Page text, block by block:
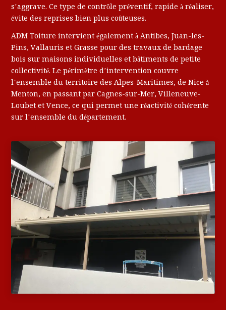
s’aggrave. Ce type de contrôle préventif, rapide à réaliser,
évite des reprises bien plus coûteuses.
ADM Toiture intervient également à Antibes, Juan-les-
Pins, Vallauris et Grasse pour des travaux de bardage
bois sur maisons individuelles et bâtiments de petite
collectivité. Le périmètre d’intervention couvre
l’ensemble du territoire des Alpes-Maritimes, de Nice à
Menton, en passant par Cagnes-sur-Mer, Villeneuve-
Loubet et Vence, ce qui permet une réactivité cohérente
sur l’ensemble du département.